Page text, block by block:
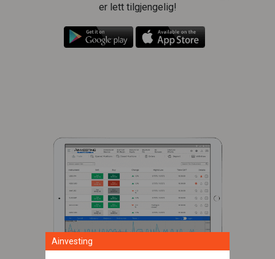
er lett tilgjengelig!
Ainvesting